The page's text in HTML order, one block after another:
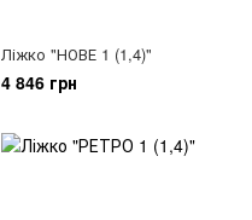
Ліжко "НОВЕ 1 (1,4)"
4 846 грн